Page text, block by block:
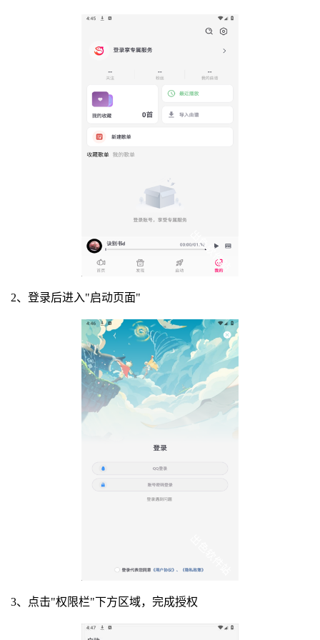
2、登录后进入"启动页面"
3、点击"权限栏"下方区域，完成授权